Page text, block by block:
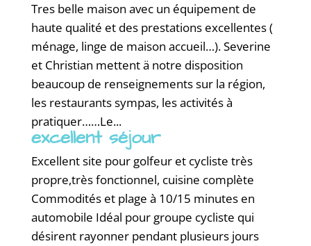
Tres belle maison avec un équipement de
haute qualité et des prestations excellentes (
ménage, linge de maison accueil…). Severine
et Christian mettent ä notre disposition
beaucoup de renseignements sur la région,
les restaurants sympas, les activités à
pratiquer……Le...
excellent séjour
Excellent site pour golfeur et cycliste très
propre,très fonctionnel, cuisine complète
Commodités et plage à 10/15 minutes en
automobile Idéal pour groupe cycliste qui
désirent rayonner pendant plusieurs jours